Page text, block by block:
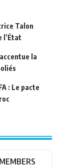
Talon
l’État
la
: Le pacte
MEMBERS